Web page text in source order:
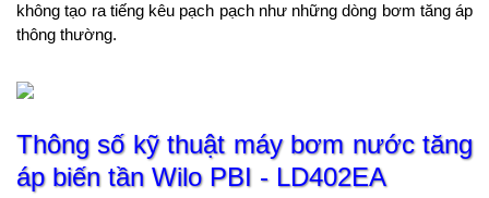
không tạo ra tiếng kêu pạch pạch như những dòng bơm tăng áp
thông thường.
Thông số kỹ thuật máy bơm nước tăng
áp biến tần Wilo PBI - LD402EA